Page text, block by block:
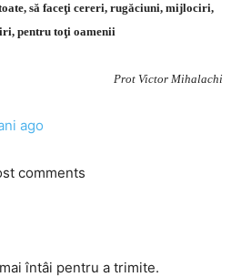
să faceţi cereri, rugăciuni, mijlociri,
pentru toţi oamenii
Prot Victor Mihalachi
ago
comments
mai întâi pentru a trimite.